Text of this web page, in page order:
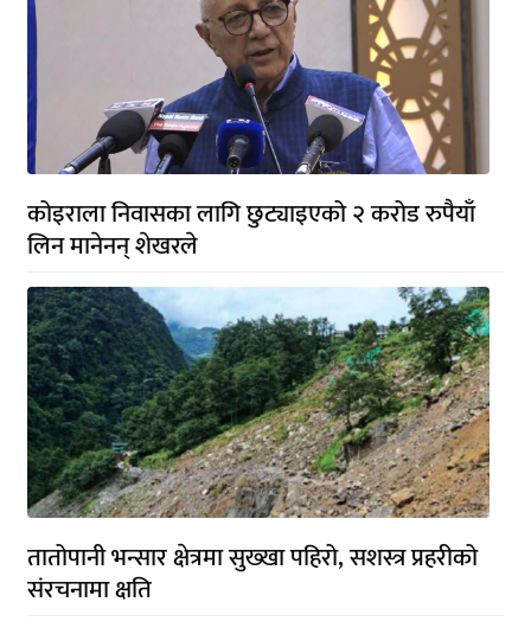
कोइराला निवासका लागि छुट्याइएको २ करोड रुपैयाँ
लिन मानेनन् शेखरले
तातोपानी भन्सार क्षेत्रमा सुख्खा पहिरो, सशस्त्र प्रहरीको
संरचनामा क्षति